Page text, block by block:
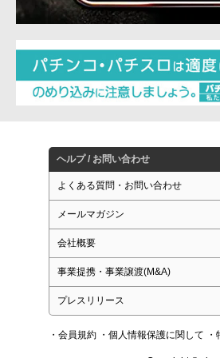
ヘルプ / お問い合わせ
よくある質問・お問い合わせ
メールマガジン
会社概要
事業提携・事業譲渡(M&A)
プレスリリース
・会員規約 ・個人情報保護に関して